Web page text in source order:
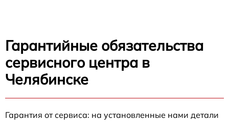
Гарантийные обязательства
сервисного центра в
Челябинске
Гарантия от сервиса: на установленные нами детали